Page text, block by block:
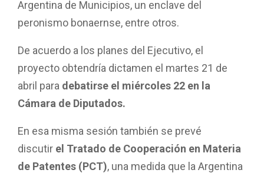
Argentina de Municipios, un enclave del
peronismo bonaernse, entre otros.
De acuerdo a los planes del Ejecutivo, el
proyecto obtendría dictamen el martes 21 de
abril para debatirse el miércoles 22 en la
Cámara de Diputados.
En esa misma sesión también se prevé
discutir el Tratado de Cooperación en Materia
de Patentes (PCT), una medida que la Argentina